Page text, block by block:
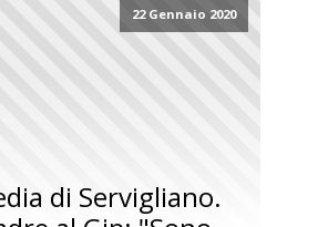
22 Gennaio 2020
di Servigliano.